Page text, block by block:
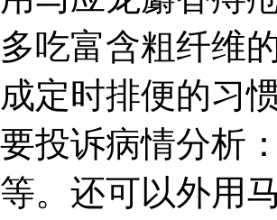
多吃富含粗纤维
成定时排便的习
要投诉病情分析
等。还可以外用